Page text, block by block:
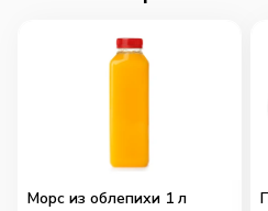
Морс из облепихи 1 л